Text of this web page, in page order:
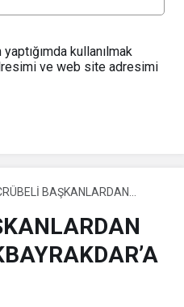
kullanılmak
ve web site adresimi
BAŞKANLARDAN